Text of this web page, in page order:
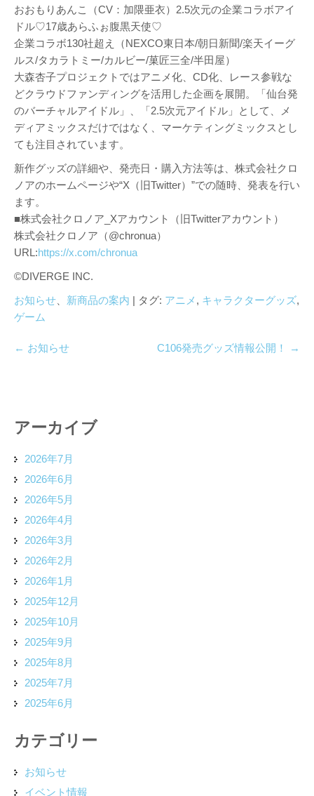
おおもりあんこ（CV：加隈亜衣）2.5次元の企業コラボアイ
ドル♡17歳あらふぉ腹黒天使♡
企業コラボ130社超え（NEXCO東日本/朝日新聞/楽天イーグ
ルス/タカラトミー/カルビー/菓匠三全/半田屋）
大森杏子プロジェクトではアニメ化、CD化、レース参戦な
どクラウドファンディングを活用した企画を展開。「仙台発
のバーチャルアイドル」、「2.5次元アイドル」として、メ
ディアミックスだけではなく、マーケティングミックスとし
ても注目されています。
新作グッズの詳細や、発売日・購入方法等は、株式会社クロ
ノアのホームページや“X（旧Twitter）”での随時、発表を行い
ます。
■株式会社クロノア_Xアカウント（旧Twitterアカウント）
株式会社クロノア（@chronua）
URL:https://x.com/chronua
©DIVERGE INC.
お知らせ
新商品の案内 | タグ: アニメ , キャラクターグッズ,
ゲーム
← お知らせ C106発売グッズ情報公開！ →
アーカイブ
2026年7月
2026年6月
2026年5月
2026年4月
2026年3月
2026年2月
2026年1月
2025年12月
2025年10月
2025年9月
2025年8月
2025年7月
2025年6月
カテゴリー
お知らせ
イベント情報